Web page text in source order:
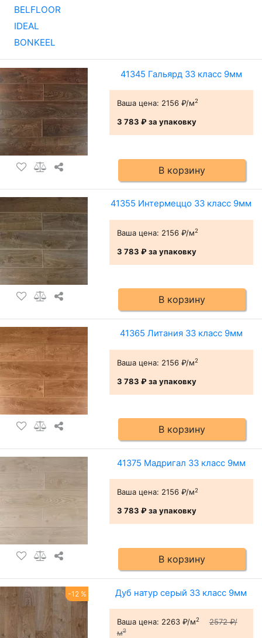
BELFLOOR
IDEAL
BONKEEL
41345 Гальярд 33 класс 9мм
Ваша цена: 2156 ₽/м2
3 783 ₽за упаковку
В корзину
41355 Интермеццо 33 класс 9мм
Ваша цена: 2156 ₽/м2
3 783 ₽за упаковку
В корзину
41365 Литания 33 класс 9мм
Ваша цена: 2156 ₽/м2
3 783 ₽за упаковку
В корзину
41375 Мадригал 33 класс 9мм
Ваша цена: 2156 ₽/м2
3 783 ₽за упаковку
В корзину
-12 % Дуб натур серый 33 класс 9мм
Ваша цена: 2263 ₽/м2
2572 ₽/
м2